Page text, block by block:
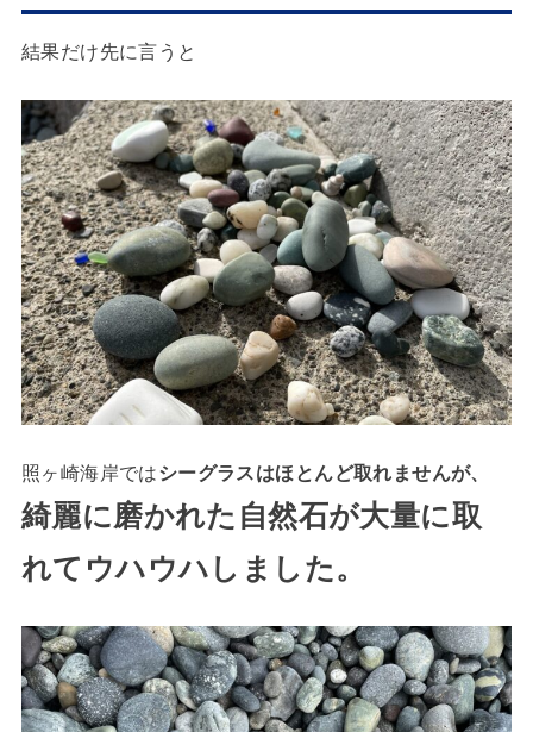
結果だけ先に言うと
照ヶ崎海岸ではシーグラスはほとんど取れませんが、
綺麗に磨かれた自然石が大量に取
れてウハウハしました。